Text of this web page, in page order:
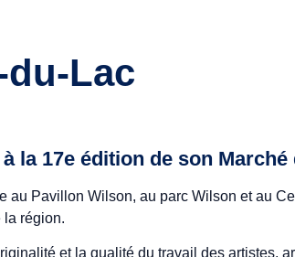
du-Lac
la 17e édition de son Marché
Pavillon Wilson, au parc Wilson et au
la région.
et la qualité du travail des artistes,